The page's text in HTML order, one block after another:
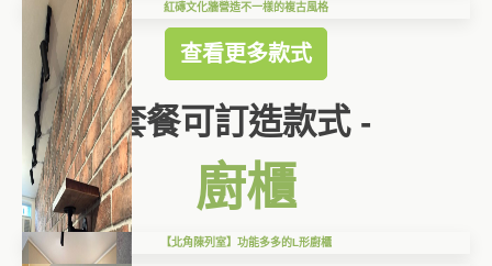
紅磚文化牆營造不一樣的複古風格
查看更多款式
套餐可訂造款式 -
廚櫃
【北角陳列室】功能多多的L形廚櫃